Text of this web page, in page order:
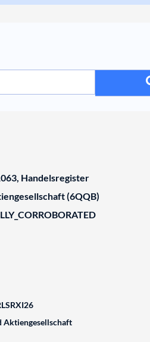
Handelsregister
(6QQB)
Aktiengesellschaft